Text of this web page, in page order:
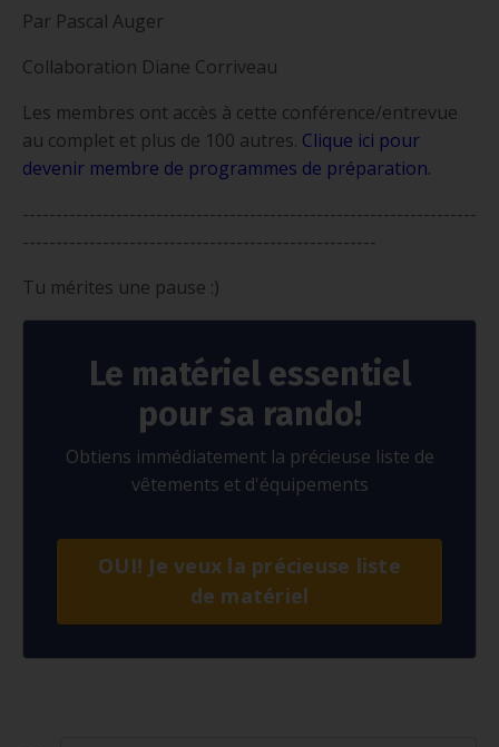
Par Pascal Auger
Collaboration Diane Corriveau
Les membres ont accès à cette conférence/entrevue
au complet et plus de 100 autres. Clique ici pour
devenir membre de programmes de préparation.
--------------------------------------------------------------------
-----------------------------------------------------
Tu mérites une pause :)
Le matériel essentiel
pour sa rando!
Obtiens immédiatement la précieuse liste de
vêtements et d'équipements
OUI! Je veux la précieuse liste
de matériel